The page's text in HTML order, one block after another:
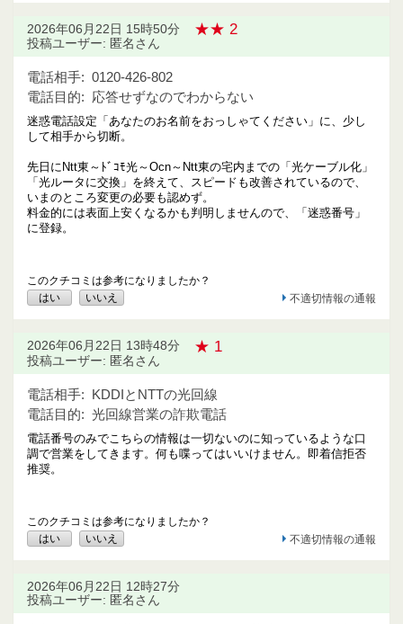
2026年06月22日 15時50分 ★★ 2
投稿ユーザー: 匿名さん
電話相手: 0120-426-802
電話目的: 応答せずなのでわからない
迷惑電話設定「あなたのお名前をおっしゃてください」に、少し
して相手から切断。
先日にNtt東～ﾄﾞｺﾓ光～Ocn～Ntt東の宅内までの「光ケーブル化」
「光ルータに交換」を終えて、スピードも改善されているので、
いまのところ変更の必要も認めず。
料金的には表面上安くなるかも判明しませんので、「迷惑番号」
に登録。
このクチコミは参考になりましたか？
はい
いいえ 不適切情報の通報
2026年06月22日 13時48分 ★ 1
投稿ユーザー: 匿名さん
電話相手: KDDIとNTTの光回線
電話目的: 光回線営業の詐欺電話
電話番号のみでこちらの情報は一切ないのに知っているような口
調で営業をしてきます。何も喋ってはいいけません。即着信拒否
推奨。
このクチコミは参考になりましたか？
はい
いいえ 不適切情報の通報
2026年06月22日 12時27分
投稿ユーザー: 匿名さん